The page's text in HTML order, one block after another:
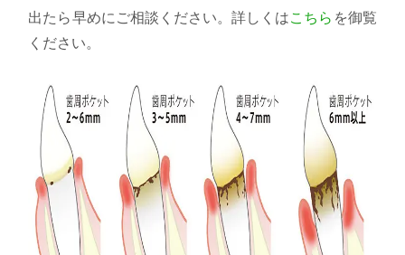
出たら早めにご相談ください。詳しくはこちら を御覧
ください。